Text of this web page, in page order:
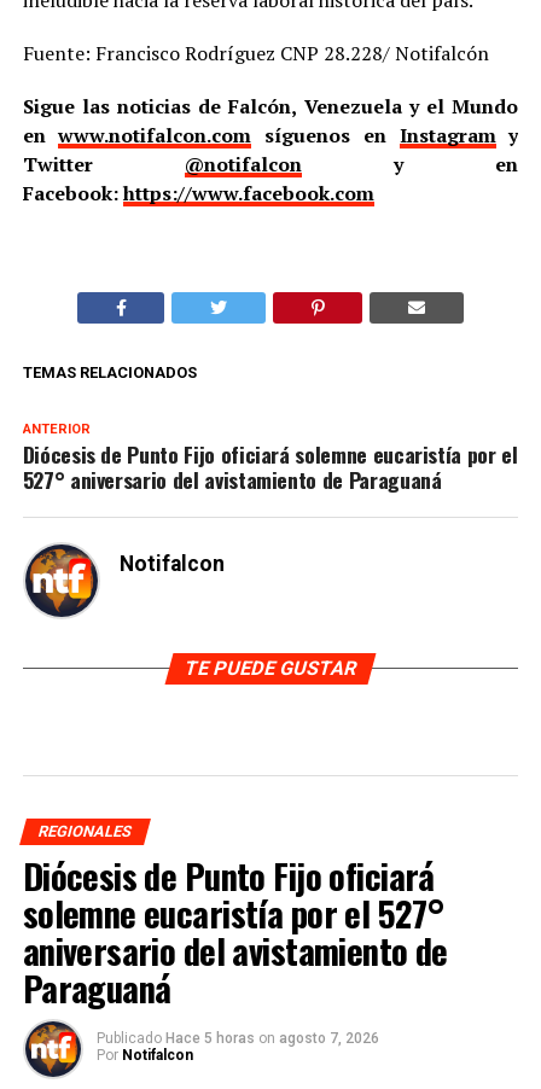
Fuente: Francisco Rodríguez CNP 28.228/ Notifalcón
Sigue las noticias de Falcón, Venezuela y el Mundo
enwww.notifalcon.com síguenos en Instagramy
Twitter @notifalcony en
Facebook:https://www.facebook.com
TEMAS RELACIONADOS
ANTERIOR
Diócesis de Punto Fijo oficiará solemne eucaristía por el
527° aniversario del avistamiento de Paraguaná
Notifalcon
TE PUEDE GUSTAR
REGIONALES
Diócesis de Punto Fijo oficiará
solemne eucaristía por el 527°
aniversario del avistamiento de
Paraguaná
Publicado Hace 5 horas on agosto 7, 2026
Por Notifalcon